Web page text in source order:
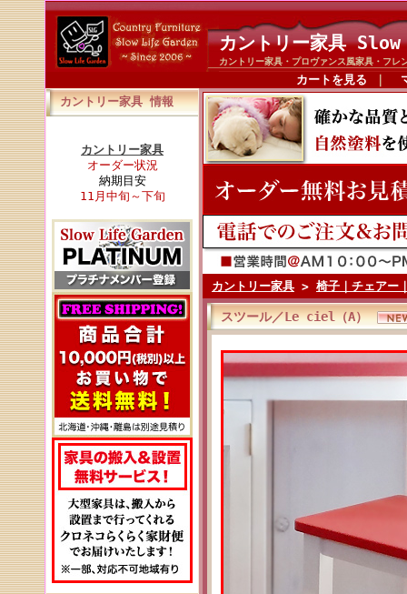
カントリー家具
カントリー家具・プロヴァンス風家具・フレ
カートを見る
カントリー家具 情報
カントリー家具
オーダー状況
納期目安
11月中旬～下旬
カントリー家具 > 椅子｜チェアー
スツール／Le ciel（A）